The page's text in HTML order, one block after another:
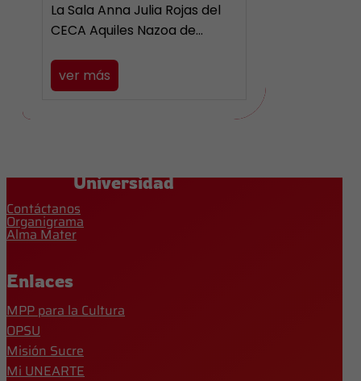
La Sala Anna Julia Rojas del
CECA Aquiles Nazoa de…
ver más
Universidad
Contáctanos
Organigrama
Alma Mater
Enlaces
MPP para la Cultura
OPSU
Misión Sucre
Mi UNEARTE